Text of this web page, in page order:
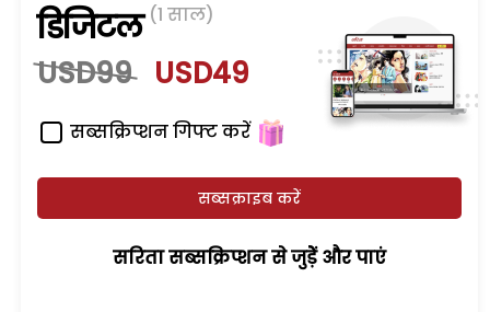
डिजिटल (1 साल)
USD99 USD49
सब्सक्रिप्शन गिफ्ट करें
सब्सक्राइब करें
सरिता सब्सक्रिप्शन से जुड़ेें और पाएं